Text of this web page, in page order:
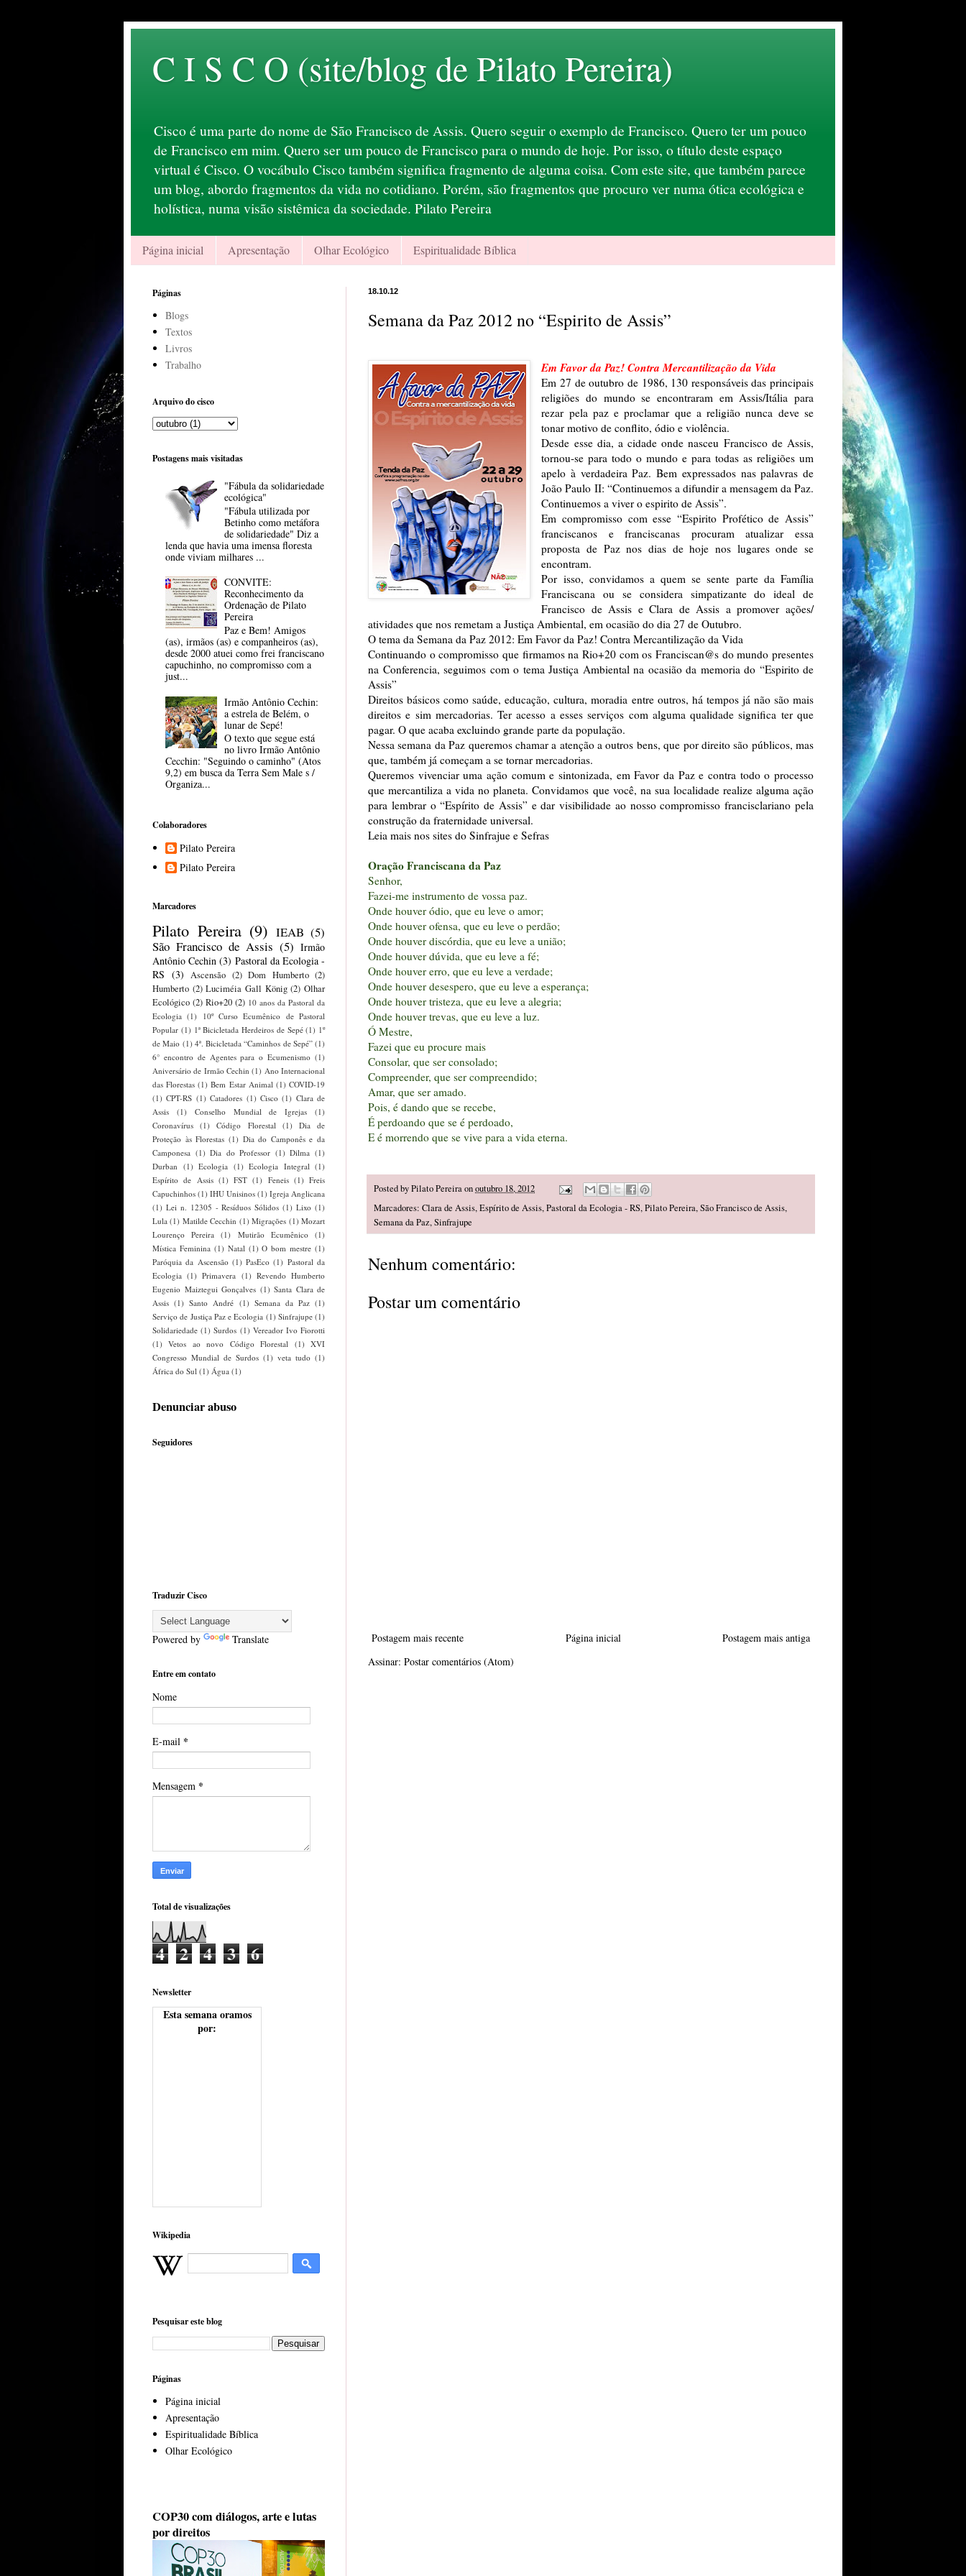
C I S C O (site/blog de Pilato Pereira)
Cisco é uma parte do nome de São Francisco de Assis. Quero seguir o exemplo de Francisco. Quero ter um pouco
de Francisco em mim. Quero ser um pouco de Francisco para o mundo de hoje. Por isso, o título deste espaço
virtual é Cisco. O vocábulo Cisco também significa fragmento de alguma coisa. Com este site, que também parece
um blog, abordo fragmentos da vida no cotidiano. Porém, são fragmentos que procuro ver numa ótica ecológica e
holística, numa visão sistêmica da sociedade. Pilato Pereira
Página inicial Apresentação Olhar Ecológico Espiritualidade Bíblica
18.10.12
Semana da Paz 2012 no “Espirito de Assis”
Em Favor da Paz! Contra Mercantilização da Vida
Em 27 de outubro de 1986, 130 responsáveis das principais
religiões do mundo se encontraram em Assis/Itália para
rezar pela paz e proclamar que a religião nunca deve se
tonar motivo de conflito, ódio e violência.
Desde esse dia, a cidade onde nasceu Francisco de Assis,
tornou-se para todo o mundo e para todas as religiões um
apelo à verdadeira Paz. Bem expressados nas palavras de
João Paulo II: “Continuemos a difundir a mensagem da Paz.
Continuemos a viver o espirito de Assis”.
Em compromisso com esse “Espirito Profético de Assis”
franciscanos e franciscanas procuram atualizar essa
proposta de Paz nos dias de hoje nos lugares onde se
encontram.
Por isso, convidamos a quem se sente parte da Família
Franciscana ou se considera simpatizante do ideal de
Francisco de Assis e Clara de Assis a promover ações/
atividades que nos remetam a Justiça Ambiental, em ocasião do dia 27 de Outubro.
O tema da Semana da Paz 2012: Em Favor da Paz! Contra Mercantilização da Vida
Continuando o compromisso que firmamos na Rio+20 com os Franciscan@s do mundo presentes
na Conferencia, seguimos com o tema Justiça Ambiental na ocasião da memoria do “Espirito de
Assis”
Direitos básicos como saúde, educação, cultura, moradia entre outros, há tempos já não são mais
direitos e sim mercadorias. Ter acesso a esses serviços com alguma qualidade significa ter que
pagar. O que acaba excluindo grande parte da população.
Nessa semana da Paz queremos chamar a atenção a outros bens, que por direito são públicos, mas
que, também já começam a se tornar mercadorias.
Queremos vivenciar uma ação comum e sintonizada, em Favor da Paz e contra todo o processo
que mercantiliza a vida no planeta. Convidamos que você, na sua localidade realize alguma ação
para lembrar o “Espírito de Assis” e dar visibilidade ao nosso compromisso francisclariano pela
construção da fraternidade universal.
Leia mais nos sites do Sinfrajue e Sefras
Oração Franciscana da Paz
Senhor,
Fazei-me instrumento de vossa paz.
Onde houver ódio, que eu leve o amor;
Onde houver ofensa, que eu leve o perdão;
Onde houver discórdia, que eu leve a união;
Onde houver dúvida, que eu leve a fé;
Onde houver erro, que eu leve a verdade;
Onde houver desespero, que eu leve a esperança;
Onde houver tristeza, que eu leve a alegria;
Onde houver trevas, que eu leve a luz.
Ó Mestre,
Fazei que eu procure mais
Consolar, que ser consolado;
Compreender, que ser compreendido;
Amar, que ser amado.
Pois, é dando que se recebe,
É perdoando que se é perdoado,
E é morrendo que se vive para a vida eterna.
Posted byPilato Pereiraonoutubro 18, 2012
Marcadores: Clara de Assis,Espírito de Assis,Pastoral da Ecologia - RS,Pilato Pereira,São Francisco de Assis,
Semana da Paz,Sinfrajupe
Nenhum comentário:
Postar um comentário
Postagem mais recente Postagem mais antiga
Página inicial
Assinar: Postar comentários (Atom)
Páginas
Blogs
Textos
Livros
Trabalho
Arquivo do cisco
Postagens mais visitadas
"Fábula da solidariedade
ecológica"
"Fábula utilizada por
Betinho como metáfora
de solidariedade" Diz a
lenda que havia uma imensa floresta
onde viviam milhares ...
CONVITE:
Reconhecimento da
Ordenação de Pilato
Pereira
Paz e Bem! Amigos
(as), irmãos (as) e companheiros (as),
desde 2000 atuei como frei franciscano
capuchinho, no compromisso com a
just...
Irmão Antônio Cechin:
a estrela de Belém, o
lunar de Sepé!
O texto que segue está
no livro Irmão Antônio
Cecchin: "Seguindo o caminho" (Atos
9,2) em busca da Terra Sem Male s /
Organiza...
Colaboradores
Pilato Pereira
Pilato Pereira
Marcadores
Pilato Pereira (9) IEAB (5)
São Francisco de Assis (5) Irmão
Antônio Cechin (3) Pastoral da Ecologia -
RS (3) Ascensão (2) Dom Humberto (2)
Humberto (2) Luciméia Gall König (2) Olhar
Ecológico (2) Rio+20 (2) 10 anos da Pastoral da
Ecologia (1)
10º Curso Ecumênico de Pastoral
Popular (1) 1ª Bicicletada Herdeiros de Sepé (1) 1º
de Maio (1) 4ª. Bicicletada “Caminhos de Sepé” (1)
6° encontro de Agentes para o Ecumenismo (1)
Aniversário de Irmão Cechin (1) Ano Internacional
das Florestas (1) Bem Estar Animal (1) COVID-19
(1) CPT-RS (1) Catadores (1) Cisco (1) Clara de
Assis
(1) Conselho Mundial de Igrejas
(1)
Coronavírus
(1) Código Florestal (1)
Dia de
Proteção às Florestas (1) Dia do Camponês e da
Camponesa (1) Dia do Professor (1) Dilma (1)
Durban (1) Ecologia (1) Ecologia Integral (1)
Espírito de Assis (1) FST (1) Feneis (1) Freis
Capuchinhos (1) IHU Unisinos (1) Igreja Anglicana
(1) Lei n. 12305 - Resíduos Sólidos (1) Lixo (1)
Lula (1) Matilde Cecchin (1) Migrações (1) Mozart
Lourenço Pereira
(1) Mutirão Ecumênico
(1)
Mística Feminina (1) Natal (1) O bom mestre (1)
Paróquia da Ascensão (1) PasEco (1) Pastoral da
Ecologia (1) Primavera (1) Revendo Humberto
Eugenio Maiztegui Gonçalves (1) Santa Clara de
Assis (1) Santo André (1) Semana da Paz (1)
Serviço de Justiça Paz e Ecologia (1) Sinfrajupe (1)
Solidariedade (1) Surdos (1) Vereador Ivo Fiorotti
(1)
Vetos ao novo Código Florestal (1)
XVI
Congresso Mundial de Surdos (1) veta tudo (1)
África do Sul (1) Água (1)
Denunciar abuso
Seguidores
Traduzir Cisco
Powered by Translate
Entre em contato
Nome
E-mail *
Mensagem *
Total de visualizações
4 2 4 3 6
Newsletter
Esta semana oramos
por:
Wikipedia
Pesquisar este blog
Páginas
Página inicial
Apresentação
Espiritualidade Bíblica
Olhar Ecológico
COP30 com diálogos, arte e lutas
por direitos